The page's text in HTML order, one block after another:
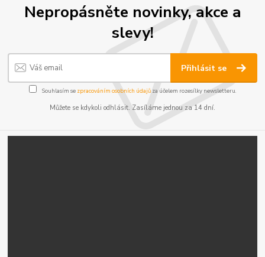
Nepropásněte novinky, akce a
slevy!
Přihlásit se
Souhlasím se zpracováním osobních údajůza účelem rozesílky newsletteru.
Můžete se kdykoli odhlásit. Zasíláme jednou za 14 dní.